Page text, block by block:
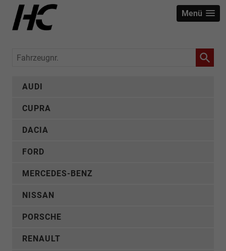
Menü
Fahrzeugnr.
AUDI
CUPRA
DACIA
FORD
MERCEDES-BENZ
NISSAN
PORSCHE
RENAULT